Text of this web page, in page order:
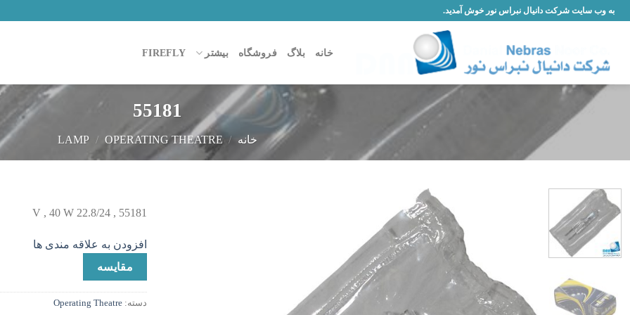
Skipبه وب سایت شرکت دانیال نبراس نور خوش آمدید.
خانه بلاگ فروشگاه بیشتر FIREFLY
55181
خانه /
LAMP / OPERATING THEATRE
55181 , 22.8/24 V , 40 W
افزودن به علاقه مندی ها
مقایسه
دسته: Operating Theatre